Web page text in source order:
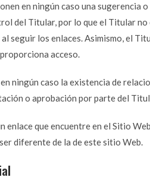
en ningún caso una sugerencia
del Titular, por lo que el Titular
seguir los enlaces. Asimismo, el
acceso.
ningún caso la existencia de
o aprobación por parte del
enlace que encuentre en el Sitio
diferente de la de este sitio Web.